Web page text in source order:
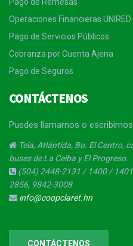
Pago de Remesas
Operaciones Financieras UNIRED
Pago de Servicios Públicos
Cobranza por Cuenta Ajena
Pago de Seguros
CONTÁCTENOS
Puedes llamarnos o
Tela, Atlántida, Bo. El Centro,
buses de La Ceiba y El Progreso.
(504) 2448-2131 / 1400 /
2856, 9842-3008
info@coopclaret.hn
CONTÁCTENOS